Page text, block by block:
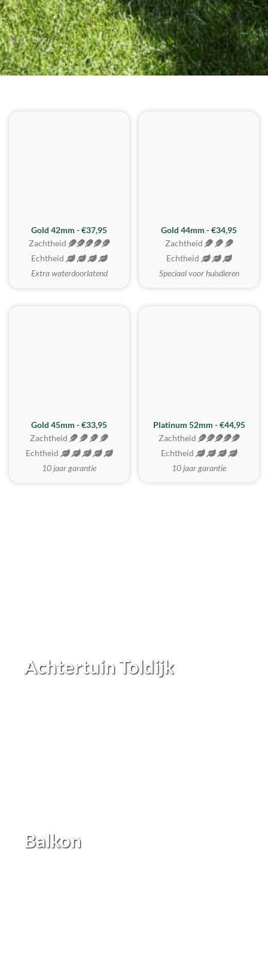
ZACHTSTE
Gold 42mm - €37,95
Zachtheid
Echtheid
Extra waterdoorlatend
Gold 44mm - €34,95
Zachtheid
Echtheid
Speciaal voor huisdieren
REALISTISCH
Gold 45mm - €33,95
Zachtheid
Echtheid
10 jaar garantie
ZACHTSTE
Platinum 52mm - €44,95
Zachtheid
Echtheid
10 jaar garantie
Achtertuin Toldijk
Balkon